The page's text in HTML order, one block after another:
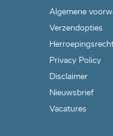
Algemene
Verzendopties
Privacy Policy
Disclaimer
Nieuwsbrief
Vacatures